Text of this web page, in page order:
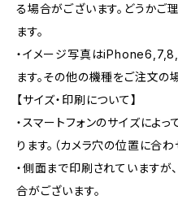
る場合がございます。どうかご
ます。
・イメージ写真は
ます。その他の機種をご注文の
【サイズ・印刷について】
・スマートフォンのサイズによ
ります。（カメラ穴の位置に合わ
・側面まで印刷されていますが
合がございます。